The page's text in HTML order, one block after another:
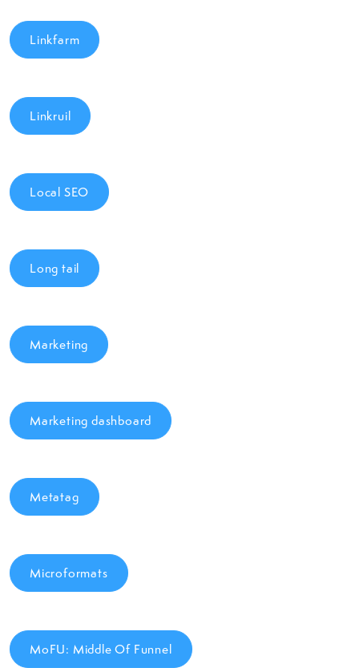
Linkfarm
Linkruil
Local SEO
Long tail
Marketing
Marketing dashboard
Metatag
Microformats
MoFU: Middle Of Funnel